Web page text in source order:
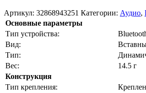
Артикул: 32868943251 Категории: Аудио,
Основные параметры
Тип устройства:
Вид:
Тип:
Вес:
14.5 г
Конструкция
Тип крепления: